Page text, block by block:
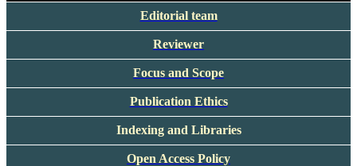
Editorial team
Reviewer
Focus and Scope
Publication Ethics
Indexing and Libraries
Open Access Policy